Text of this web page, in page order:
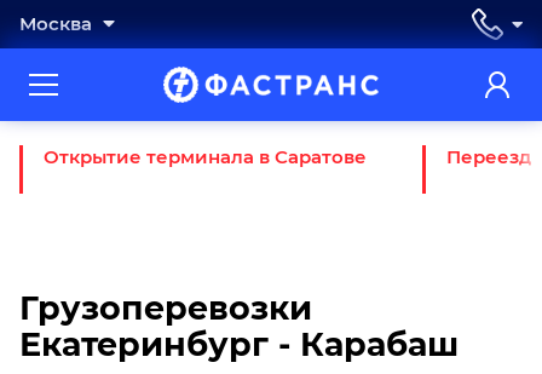
Москва
Открытие терминала в Саратове Переезд
Грузоперевозки
Екатеринбург - Карабаш